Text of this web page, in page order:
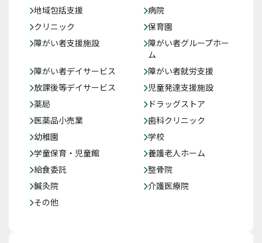
地域包括支援
病院
クリニック
保育園
障がい者支援施設
障がい者グループホー
ム
障がい者デイサービス
障がい者就労支援
放課後等デイサービス
児童発達支援施設
薬局
ドラッグストア
医薬品小売業
歯科クリニック
幼稚園
学校
学童保育・児童館
養護老人ホーム
給食委託
整骨院
鍼灸院
介護医療院
その他